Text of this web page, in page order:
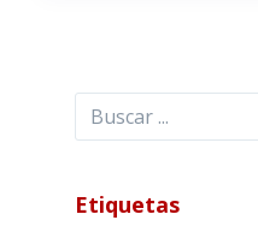
Buscar
Etiquetas